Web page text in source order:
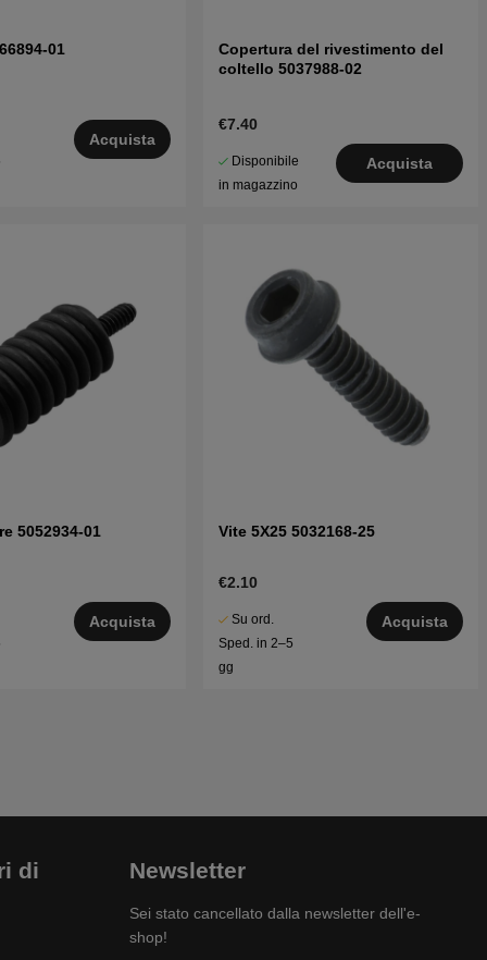
01
Acquista
Copertura del rivestimento del
coltello 5037988-02
€7.40
Disponibile
in magazzino
Acquista
5052934-01
Acquista
Vite 5X25 5032168-25
€2.10
Su ord.
Sped. in 2–5
gg
Acquista
di Newsletter
Sei stato cancellato dalla newsletter dell'e-
shop!